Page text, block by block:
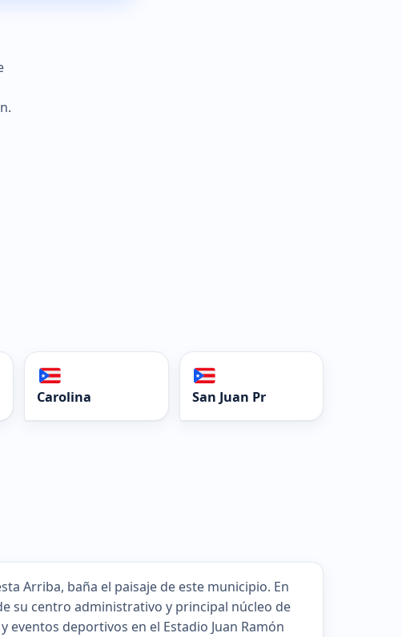
Carolina San Juan Pr
Arriba, baña el paisaje de este municipio. En
su centro administrativo y principal núcleo de
deportivos en el Estadio Juan Ramón